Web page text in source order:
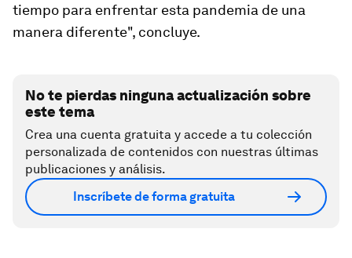
tiempo para enfrentar esta pandemia de una
manera diferente", concluye.
No te pierdas ninguna actualización sobre
este tema
Crea una cuenta gratuita y accede a tu colección
personalizada de contenidos con nuestras últimas
publicaciones y análisis.
Inscríbete de forma gratuita